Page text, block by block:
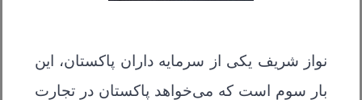
نواز شریف یکی از سرمایه داران پاکستان، این
بار سوم است که می‌خواهد پاکستان در تجارت